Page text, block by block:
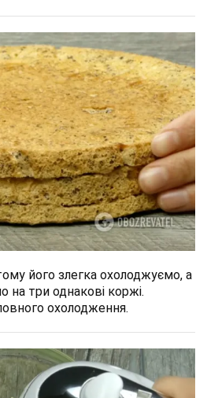
тому його злегка охолоджуємо, а
на три однакові коржі.
охолодження.